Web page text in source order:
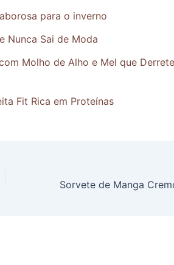
para o inverno
Nunca Sai de Moda
Molho de Alho e Mel que
Fit Rica em Proteínas